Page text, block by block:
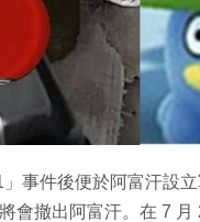
事件後便於阿富汗設
會撤出阿富汗。在 7